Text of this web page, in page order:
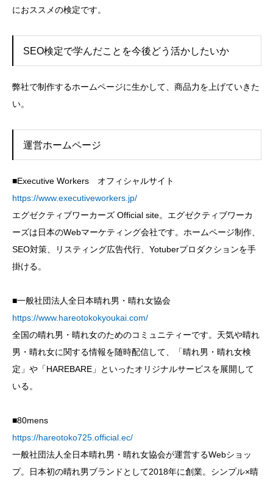
におススメの検定です。
SEO検定で学んだことを今後どう活かしたいか
弊社で制作するホームページに生かして、商品力を上げていきた
い。
運営ホームページ
■Executive Workers オフィシャルサイト
https://www.executiveworkers.jp/
エグゼクティブワーカーズ Official site。エグゼクティブワーカ
ーズは日本のWebマーケティング会社です。ホームページ制作、
SEO対策、リスティング広告代行、Yotuberプロダクションを手
掛ける。
■一般社団法人全日本晴れ男・晴れ女協会
https://www.hareotokokyoukai.com/
全国の晴れ男・晴れ女のためのコミュニティーです。天気や晴れ
男・晴れ女に関する情報を随時配信して、「晴れ男・晴れ女検
定」や「HAREBARE」といったオリジナルサービスを展開して
いる。
■80mens
https://hareotoko725.official.ec/
一般社団法人全日本晴れ男・晴れ女協会が運営するWebショッ
プ。日本初の晴れ男ブランドとして2018年に創業。シンプル×晴